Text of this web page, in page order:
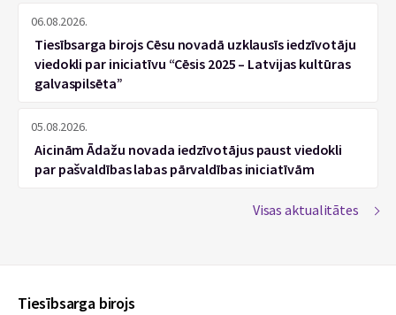
06.08.2026.
Tiesībsarga birojs Cēsu novadā uzklausīs iedzīvotāju
viedokli par iniciatīvu “Cēsis 2025 – Latvijas kultūras
galvaspilsēta”
05.08.2026.
Aicinām Ādažu novada iedzīvotājus paust viedokli
par pašvaldības labas pārvaldības iniciatīvām
Visas aktualitātes
Tiesībsarga birojs